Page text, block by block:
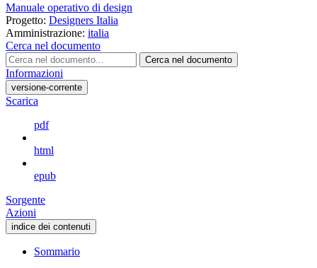
Manuale operativo di design
Progetto: Designers Italia
Amministrazione: italia
Cerca nel documento
Cerca nel documento
Informazioni
versione-corrente
Scarica
pdf
html
epub
Sorgente
Azioni
indice dei contenuti
Sommario